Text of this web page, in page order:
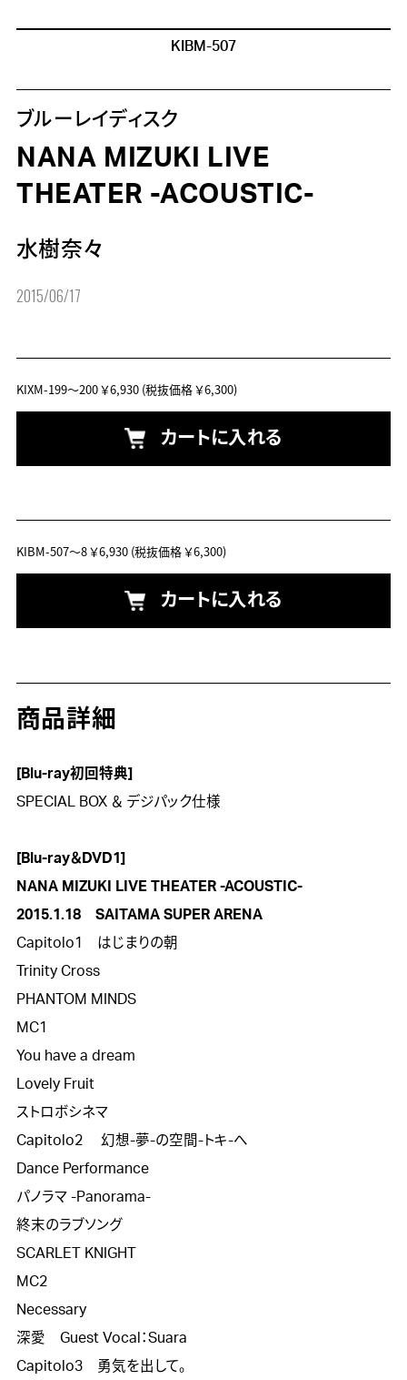
KIBM-507
ブルーレイディスク
NANA MIZUKI LIVE
THEATER -ACOUSTIC-
水樹奈々
2015/06/17
KIXM-199～200￥6,930(税抜価格 ￥6,300)
カートに入れる
KIBM-507～8￥6,930(税抜価格 ￥6,300)
カートに入れる
商品詳細
[Blu-ray初回特典]
SPECIAL BOX ＆ デジパック仕様
[Blu-ray＆DVD1]
NANA MIZUKI LIVE THEATER -ACOUSTIC-
2015.1.18　SAITAMA SUPER ARENA
Capitolo1　はじまりの朝
Trinity Cross
PHANTOM MINDS
MC1
You have a dream
Lovely Fruit
ストロボシネマ
Capitolo2 　幻想-夢-の空間-トキ-へ
Dance Performance
パノラマ -Panorama-
終末のラブソング
SCARLET KNIGHT
MC2
Necessary
深愛　Guest Vocal：Suara
Capitolo3　勇気を出して。